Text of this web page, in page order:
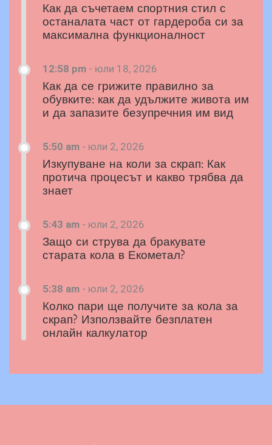
Как да съчетаем спортния стил с
останалата част от гардероба си за
максимална функционалност
12:58 pm - юли 18, 2026
Как да се грижите правилно за
обувките: как да удължите живота им
и да запазите безупречния им вид
5:50 am - юли 2, 2026
Изкупуване на коли за скрап: Как
протича процесът и какво трябва да
знает
5:43 am - юли 2, 2026
Защо си струва да бракувате
старата кола в Екометал?
5:38 am - юли 2, 2026
Колко пари ще получите за кола за
скрап? Използвайте безплатен
онлайн калкулатор